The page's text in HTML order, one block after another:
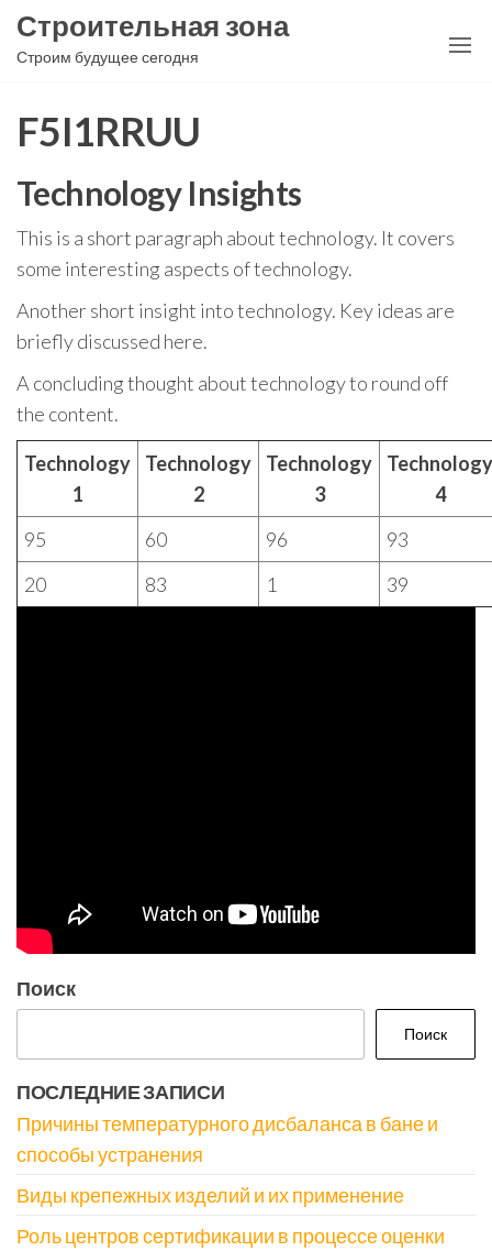
Перейти
Строительная зона
Строим будущее сегодня
F5I1RRUU
Technology Insights
This is a short paragraph about technology. It covers
some interesting aspects of technology.
Another short insight into technology. Key ideas are
briefly discussed here.
A concluding thought about technology to round off
the content.
Technology
1
Technology
2
Technology
3
Technology
4
95
60 96
93
20
83 1 39
Поиск
Поиск
ПОСЛЕДНИЕ ЗАПИСИ
Причины температурного дисбаланса в бане и
способы устранения
Виды крепежных изделий и их применение
Роль центров сертификации в процессе оценки